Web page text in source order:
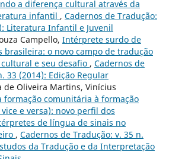
a diferença cultural através da
infantil , Cadernos de Tradução:
Literatura Infantil e Juvenil
Campello, Intérprete surdo de
brasileira: o novo campo de tradução
e seu desafio , Cadernos de
33 (2014): Edição Regular
de Oliveira Martins, Vinícius
formação comunitária à formação
e versa): novo perfil dos
de língua de sinais no
, Cadernos de Tradução: v. 35 n.
da Tradução e da Interpretação